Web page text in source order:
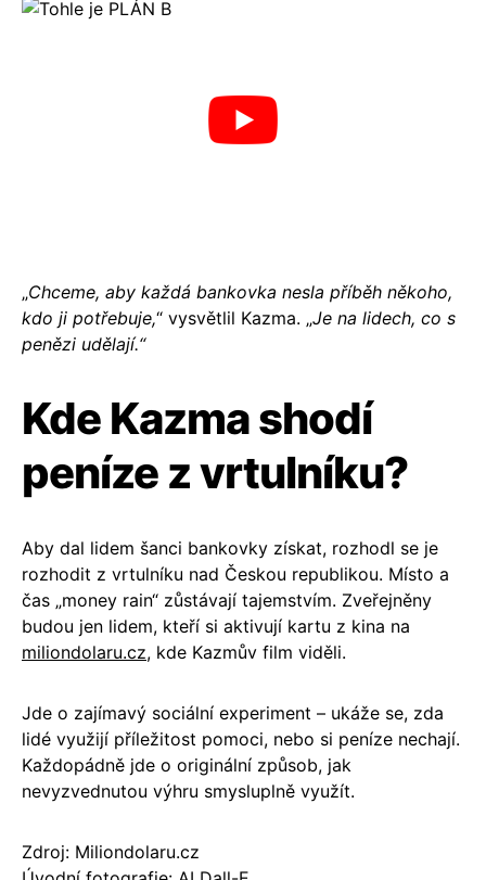
„Chceme, aby každá bankovka nesla příběh někoho,
kdo ji potřebuje,“ vysvětlil Kazma. „Je na lidech, co s
penězi udělají.“
Kde Kazma shodí
peníze z vrtulníku?
Aby dal lidem šanci bankovky získat, rozhodl se je
rozhodit z vrtulníku nad Českou republikou. Místo a
čas „money rain“ zůstávají tajemstvím. Zveřejněny
budou jen lidem, kteří si aktivují kartu z kina na
miliondolaru.cz, kde Kazmův film viděli.
Jde o zajímavý sociální experiment – ukáže se, zda
lidé využijí příležitost pomoci, nebo si peníze nechají.
Každopádně jde o originální způsob, jak
nevyzvednutou výhru smysluplně využít.
Zdroj: Miliondolaru.cz